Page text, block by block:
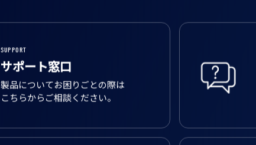
SUPPORT
サポート窓口
製品についてお困りごとの際は
こちらからご相談ください。